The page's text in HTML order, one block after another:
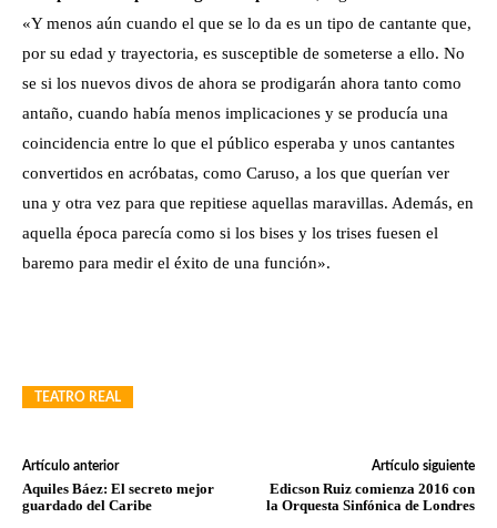
«Y menos aún cuando el que se lo da es un tipo de cantante que,
por su edad y trayectoria, es susceptible de someterse a ello. No
se si los nuevos divos de ahora se prodigarán ahora tanto como
antaño, cuando había menos implicaciones y se producía una
coincidencia entre lo que el público esperaba y unos cantantes
convertidos en acróbatas, como Caruso, a los que querían ver
una y otra vez para que repitiese aquellas maravillas. Además, en
aquella época parecía como si los bises y los trises fuesen el
baremo para medir el éxito de una función».
TEATRO REAL
Artículo anterior
Aquiles Báez: El secreto mejor
guardado del Caribe
Artículo siguiente
Edicson Ruiz comienza 2016 con
la Orquesta Sinfónica de Londres